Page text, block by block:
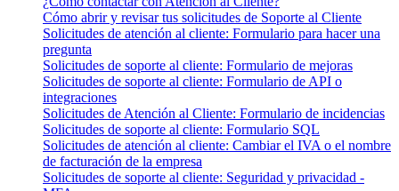
Cómo abrir y revisar tus solicitudes de Soporte al Cliente
Solicitudes de atención al cliente: Formulario para hacer una
pregunta
Solicitudes de soporte al cliente: Formulario de mejoras
Solicitudes de soporte al cliente: Formulario de API o
integraciones
Solicitudes de Atención al Cliente: Formulario de incidencias
Solicitudes de soporte al cliente: Formulario SQL
Solicitudes de atención al cliente: Cambiar el IVA o el nombre
de facturación de la empresa
Solicitudes de soporte al cliente: Seguridad y privacidad -